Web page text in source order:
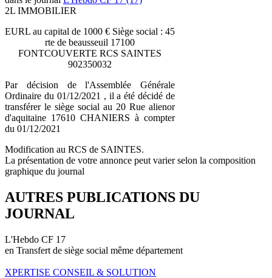
2L IMMOBILIER
EURL au capital de 1000 € Siège social : 45
rte de beausseuil 17100
FONTCOUVERTE RCS SAINTES
902350032
Par décision de l'Assemblée Générale
Ordinaire du 01/12/2021 , il a été décidé de
transférer le siège social au 20 Rue alienor
d'aquitaine 17610 CHANIERS à compter
du 01/12/2021
Modification au RCS de SAINTES.
La présentation de votre annonce peut varier selon la composition
graphique du journal
AUTRES PUBLICATIONS DU
JOURNAL
L'Hebdo CF 17
en Transfert de siège social même département
XPERTISE CONSEIL & SOLUTION